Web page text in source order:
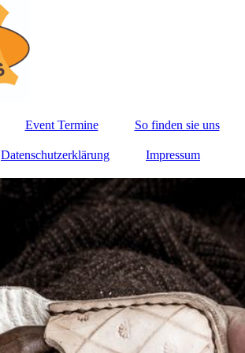
Event Termine So finden sie uns
Datenschutzerklärung Impressum